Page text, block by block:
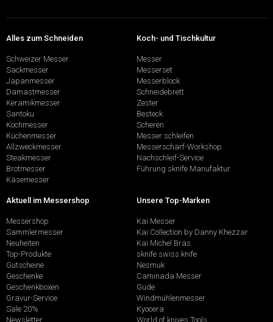
Alles zum Schneiden
Schweizer Messer
Sackmesser
Japanmesser
Damastmesser
Keramikmesser
Santoku
Kochmesser
Küchenmesser
Allzweckmesser
Steakmesser
Brotmesser
Käsemesser
Koch- und Tischkultur
Messer
Messerset
Messerblock
Schneidebrett
Zester
Besteck
Scheren
Messer schleifen
Messerschärf-Workshop
Nachschleif-Service
Führung sknife Manufaktur
Aktuell im Messershop
Messershop
Sammlermesser
Neuheiten
Top-Produkte
Gutscheine
Geschenke
Geschenkboxen
Gravur-Service
Sale 20%
Newsletter
Unsere Top-Marken
Kai Messer
Kai Collection by Danny Khezzar
Kai Michel Bras
sknife swiss knife
Nesmuk
Caminada Messer
Güde
Windmühlenmesser
Kyocera
World of knives Tools